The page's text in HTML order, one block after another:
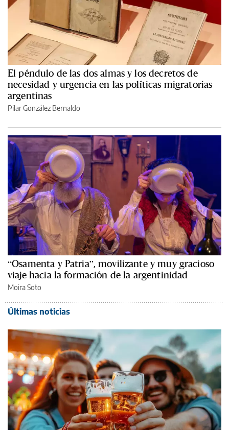
El péndulo de las dos almas y los decretos de
necesidad y urgencia en las políticas migratorias
argentinas
Pilar González Bernaldo
“Osamenta y Patria”, movilizante y muy gracioso
viaje hacia la formación de la argentinidad
Moira Soto
Últimas noticias